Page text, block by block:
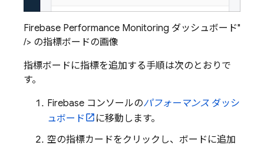
Firebase Performance Monitoring ダッシュボード"
/> の指標ボードの画像
指標ボードに指標を追加する手順は次のとおりで
す。
Firebase コンソールのパフォーマンス ダッシ
ュボード
に移動します。
空の指標カードをクリックし、ボードに追加